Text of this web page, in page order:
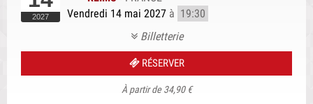
Vendredi 14 mai 2027 à 19:30
Billetterie
RÉSERVER
À partir de 34,90 €